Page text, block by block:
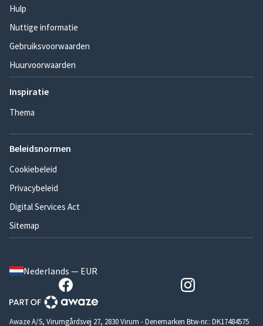
Hulp
Nuttige informatie
Gebruiksvoorwaarden
Huurvoorwaarden
Inspiratie
Thema
Beleidsnormen
Cookiebeleid
Privacybeleid
Digital Services Act
Sitemap
Nederlands — EUR
Awaze A/S, Virumgårdsvej 27, 2830 Virum - Denemarken Btw-nr.: DK17484575